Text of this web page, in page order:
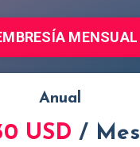
MENSUAL
Anual
USD / Mes